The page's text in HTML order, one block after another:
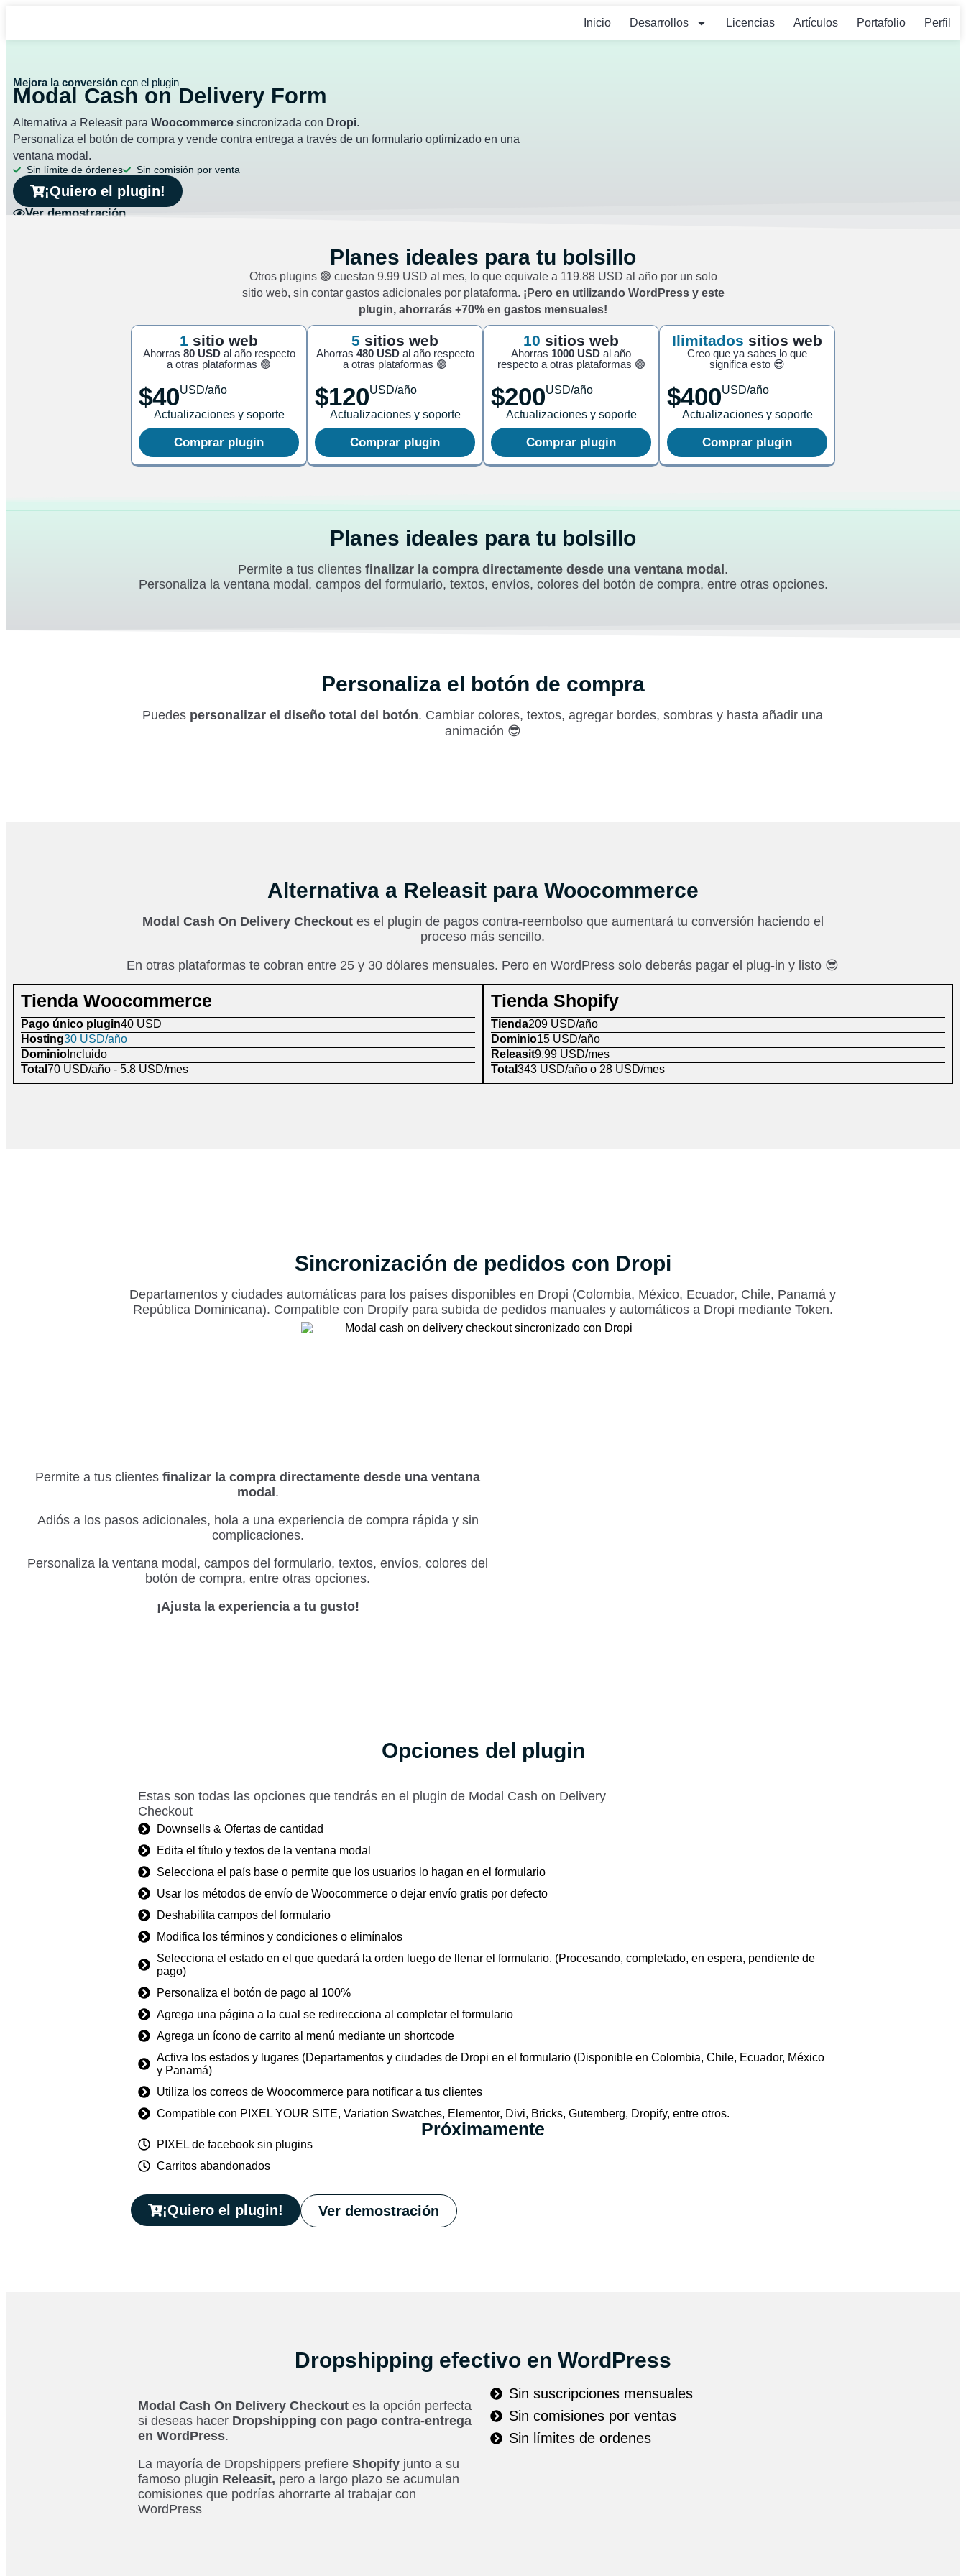
Inicio Desarrollos Licencias Artículos Portafolio Perfil
Mejora la conversión con el plugin
Modal Cash on Delivery Form
Alternativa a Releasit para Woocommerce sincronizada con Dropi.
Personaliza el botón de compra y vende contra entrega a través de un formulario optimizado en una
ventana modal.
Sin límite de órdenes Sin comisión por venta
¡Quiero el plugin!
Ver demostración
Planes ideales para tu bolsillo
Otros plugins 🟢 cuestan 9.99 USD al mes, lo que equivale a 119.88 USD al año por un solo
sitio web, sin contar gastos adicionales por plataforma. ¡Pero en utilizando WordPress y este
plugin, ahorrarás +70% en gastos mensuales!
1 sitio web
Ahorras 80 USDal año respecto
a otras plataformas 🟢
$40USD/año
Actualizaciones y soporte
Comprar plugin
5 sitios web
Ahorras 480 USDal año respecto
a otras plataformas 🟢
$120USD/año
Actualizaciones y soporte
Comprar plugin
10 sitios web
Ahorras 1000 USD al año
respecto a otras plataformas 🟢
$200USD/año
Actualizaciones y soporte
Comprar plugin
Ilimitados sitios web
Creo que ya sabes lo que
significa esto 😎
$400USD/año
Actualizaciones y soporte
Comprar plugin
Planes ideales para tu bolsillo
Permite a tus clientes finalizar la compra directamente desde una ventana modal .
Personaliza la ventana modal, campos del formulario, textos, envíos, colores del botón de compra, entre otras opciones.
Personaliza el botón de compra
Puedes personalizar el diseño total del botón. Cambiar colores, textos, agregar bordes, sombras y hasta añadir una
animación 😎
Alternativa a Releasit para Woocommerce
Modal Cash On Delivery Checkout es el plugin de pagos contra-reembolso que aumentará tu conversión haciendo el
proceso más sencillo.
En otras plataformas te cobran entre 25 y 30 dólares mensuales. Pero en WordPress solo deberás pagar el plug-in y listo 😎
Tienda Woocommerce
Pago único plugin40 USD
Hosting30 USD/año
Dominio Incluido
Total 70 USD/año - 5.8 USD/mes
Tienda Shopify
Tienda209 USD/año
Dominio15 USD/año
Releasit9.99 USD/mes
Total 343 USD/año o 28 USD/mes
Sincronización de pedidos con Dropi
Departamentos y ciudades automáticas para los países disponibles en Dropi (Colombia, México, Ecuador, Chile, Panamá y
República Dominicana). Compatible con Dropify para subida de pedidos manuales y automáticos a Dropi mediante Token.
Permite a tus clientesfinalizar la compra directamente desde una ventana
modal.
Adiós a los pasos adicionales, hola a una experiencia de compra rápida y sin
complicaciones.
Personaliza la ventana modal, campos del formulario, textos, envíos, colores del
botón de compra, entre otras opciones.
¡Ajusta la experiencia a tu gusto!
Opciones del plugin
Estas son todas las opciones que tendrás en el plugin de Modal Cash on Delivery
Checkout
Downsells & Ofertas de cantidad
Edita el título y textos de la ventana modal
Selecciona el país base o permite que los usuarios lo hagan en el formulario
Usar los métodos de envío de Woocommerce o dejar envío gratis por defecto
Deshabilita campos del formulario
Modifica los términos y condiciones o elimínalos
Selecciona el estado en el que quedará la orden luego de llenar el formulario. (Procesando, completado, en espera, pendiente de
pago)
Personaliza el botón de pago al 100%
Agrega una página a la cual se redirecciona al completar el formulario
Agrega un ícono de carrito al menú mediante un shortcode
Activa los estados y lugares (Departamentos y ciudades de Dropi en el formulario (Disponible en Colombia, Chile, Ecuador, México
y Panamá)
Utiliza los correos de Woocommerce para notificar a tus clientes
Compatible con PIXEL YOUR SITE, Variation Swatches, Elementor, Divi, Bricks, Gutemberg, Dropify, entre otros.
Próximamente
PIXEL de facebook sin plugins
Carritos abandonados
¡Quiero el plugin! Ver demostración
Dropshipping efectivo en WordPress
Modal Cash On Delivery Checkout es la opción perfecta
si deseas hacer Dropshipping con pago contra-entrega
en WordPress.
La mayoría de Dropshippers prefiere Shopify junto a su
famoso plugin Releasit, pero a largo plazo se acumulan
comisiones que podrías ahorrarte al trabajar con
WordPress
Sin suscripciones mensuales
Sin comisiones por ventas
Sin límites de ordenes